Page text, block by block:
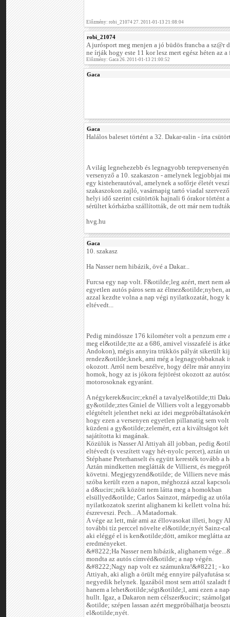
Előzmény: robi_21074 27. 2011-01-13 21:08:04
robi_21074
A jurósport meg menjen a jó büdös francba a sz@r
ne írják hogy este 11 kor lesz mert egész héten az
Előzmény: Gaca 26. 2011-01-13 21:00:52
Gaca
Gaca
Halálos baleset történt a 32. Dakar-ralin - írta
A világ legnehezebb és legnagyobb
versenyző a 10. szakaszon - amelynek legjobbjai
egy kisteherautóval, amelynek a sofőrje életét
szakaszokon zajló, vasárnapig tartó viadal
helyi idő szerint csütörtök hajnali 6 órakor történt
sérültet kórházba szállították, de ott már nem
hvg.hu
Gaca
10. szakasz
Ha Nasser nem hibázik, övé a Dakar...
Furcsa egy nap volt. F&otilde;leg azért, mert nem
egyetlen autós páros sem az élmez&otilde;nyben,
azzal kezdte volna a nap végi nyilatkozatát, hogy
eltévedt...
Pedig mindössze 176 kilométer volt a penzum erre
meg el&otilde;tte az a 686, amivel visszafelé is
Andokon), mégis annyira trükkös pályát sikerült
rendez&otilde;knek, ami még a legnagyobbaknak
okozott. Arról nem beszélve, hogy délre már
homok, hogy az is jókora fejtörést okozott az
motorosoknak egyaránt.
A négykerek&ucirc;eknél a tavalyel&otilde;tti
gy&otilde;ztes Giniel de Villiers volt a
elégtételt jelenthet neki az idei
hogy ezen a versenyen egyetlen pillanatig sem volt
küzdeni a gy&otilde;zelemért, ezt a kiváltságot két
sajátította ki magának.
Közülük is Nasser Al Attiyah áll jobban, pedig
eltévedt (s veszített vagy hét-nyolc percet), aztán
Stéphane Peterhanselt és együtt keresték tovább a
Aztán mindketten meglátták de Villierst, és
követni. Megjegyzend&otilde; de Villiers neve
szóba került ezen a napon, méghozzá azzal
a d&ucirc;nék között nem látta meg a homokban
elsüllyed&otilde; Carlos Sainzot, márpedig az
nyilatkozatok szerint alighanem ki kellett volna
észreveszi. Pech... A Matadornak.
A vége az lett, már ami az éllovasokat illeti, hogy
további tíz perccel növelte el&otilde;nyét Sainz-cal
aki eléggé el is ken&otilde;dött, amikor meglátta az
eredményeket.
&#8222;Ha Nasser nem hibázik, alighanem
mondta az autós címvéd&otilde; a nap végén.
&#8222;Nagy nap volt ez számunkra!&#8221; -
Attiyah, aki aligh a örült még ennyire pályafutása
negyedik helynek. Igazából most sem attól szaladt
hanem a lehet&otilde;ségt&otilde;l, ami ezen a
hullt. Igaz, a Dakaron nem célszer&ucirc;
&otilde; szépen lassan azért megpróbálhatja
el&otilde;nyét.